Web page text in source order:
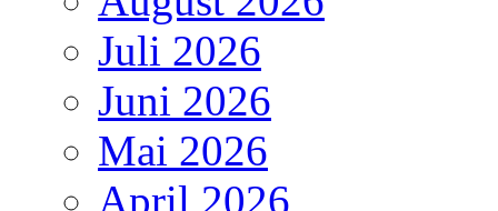
Juli 2026
Juni 2026
Mai 2026
April 2026